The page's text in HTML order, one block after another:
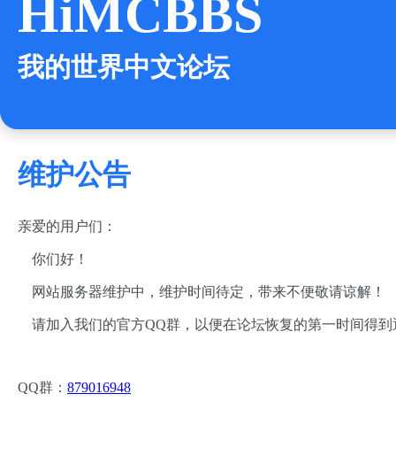
HiMCBBS
我的世界中文论坛
维护公告
亲爱的用户们：
你们好！
网站服务器维护中，维护时间待定，带来不便敬请谅解！
请加入我们的官方QQ群，以便在论坛恢复的第一时间得到
QQ群： 879016948